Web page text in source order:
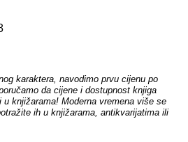
karaktera, navodimo prvu cijenu po
da cijene i dostupnost knjiga
knjižarama! Moderna vremena više se
ih u knjižarama, antikvarijatima ili